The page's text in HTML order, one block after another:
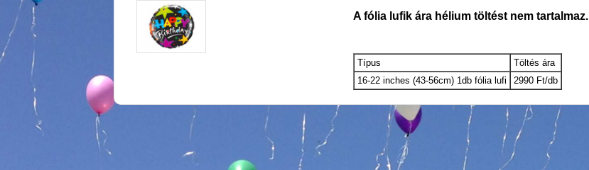
A fólia lufik ára hélium töltést nem tartalmaz.
Típus
Töltés ára
16-22 inches (43-56cm) 1db fólia lufi
2990 Ft/db